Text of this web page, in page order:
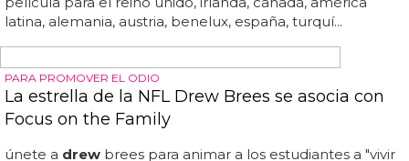
reparto también incluye a lesley manville, jason
schwartzman, henry zaga,drewdroege y ariel
schulman... daniel craig ydrewstarkey protagonizan la
kuritzkes... luca guadagnino revela que su próxima
película, 'queer', protagonizada por daniel craig & drew
starkey tendrá muchas escenas de sexo... daniel craig,